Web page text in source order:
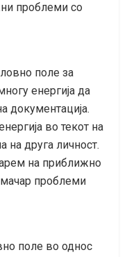
проблеми со
поле за
енергија да
документација.
во текот на
на друга личност.
на приближно
проблеми
поле во однос